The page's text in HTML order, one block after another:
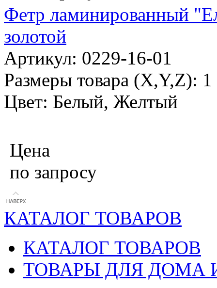
Фетр ламинированный
золотой
Артикул: 0229-16-01
Размеры товара (X,Y,Z):
Цвет: Белый, Желтый
Цена
по запросу
КАТАЛОГ ТОВАРОВ
КАТАЛОГ ТОВАРОВ
ТОВАРЫ ДЛЯ ДОМА